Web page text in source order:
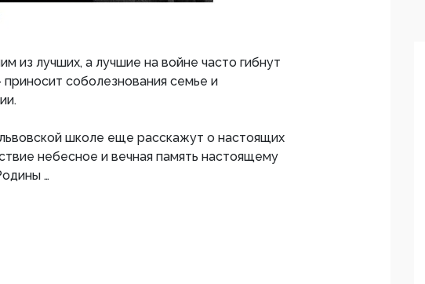
из лучших, а лучшие на войне часто гибнут
соболезнования семье и
школе еще расскажут о настоящих
небесное и вечная память настоящему
…